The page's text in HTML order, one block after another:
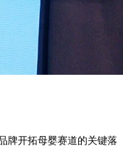
牌开拓母婴赛道的关键落